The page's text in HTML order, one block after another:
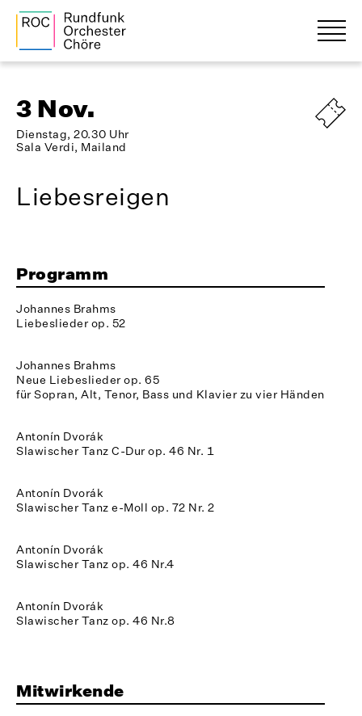
3 Nov.
Dienstag, 20.30 Uhr
Sala Verdi, Mailand
Liebesreigen
Programm
Johannes Brahms
Liebeslieder op. 52
Johannes Brahms
Neue Liebeslieder op. 65
für Sopran, Alt, Tenor, Bass und Klavier zu vier Händen
Antonín Dvorák
Slawischer Tanz C-Dur op. 46 Nr. 1
Antonín Dvorák
Slawischer Tanz e-Moll op. 72 Nr. 2
Antonín Dvorák
Slawischer Tanz op. 46 Nr.4
Antonín Dvorák
Slawischer Tanz op. 46 Nr.8
Mitwirkende